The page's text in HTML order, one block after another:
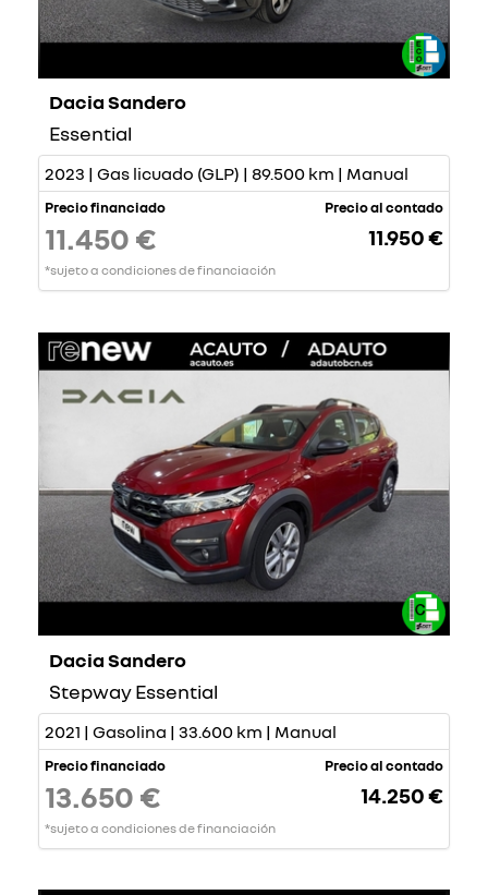
Dacia Sandero
Essential
2023 | Gas licuado (GLP) | 89.500 km | Manual
Precio financiado
11.450 €
*sujeto a condiciones de financiación
Precio al contado
11.950 €
Dacia Sandero
Stepway Essential
2021 | Gasolina | 33.600 km | Manual
Precio financiado
13.650 €
*sujeto a condiciones de financiación
Precio al contado
14.250 €